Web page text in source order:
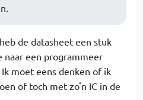
de datasheet een stuk
een programmeer
moet eens denken of ik
of toch met zo'n IC in de